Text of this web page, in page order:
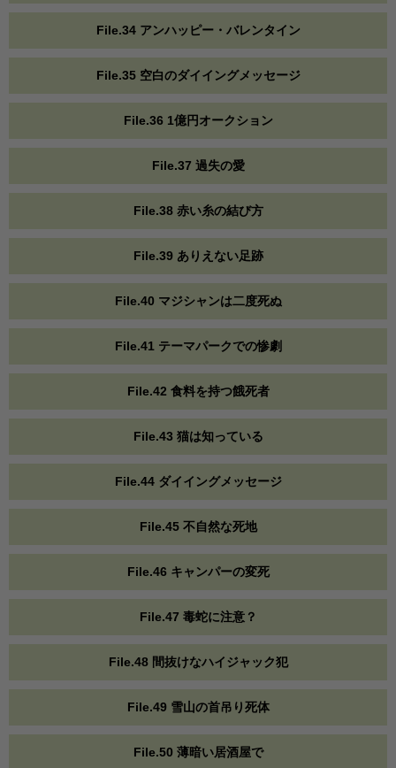
File.34 アンハッピー・バレンタイン
File.35 空白のダイイングメッセージ
File.36 1億円オークション
File.37 過失の愛
File.38 赤い糸の結び方
File.39 ありえない足跡
File.40 マジシャンは二度死ぬ
File.41 テーマパークでの惨劇
File.42 食料を持つ餓死者
File.43 猫は知っている
File.44 ダイイングメッセージ
File.45 不自然な死地
File.46 キャンパーの変死
File.47 毒蛇に注意？
File.48 間抜けなハイジャック犯
File.49 雪山の首吊り死体
File.50 薄暗い居酒屋で